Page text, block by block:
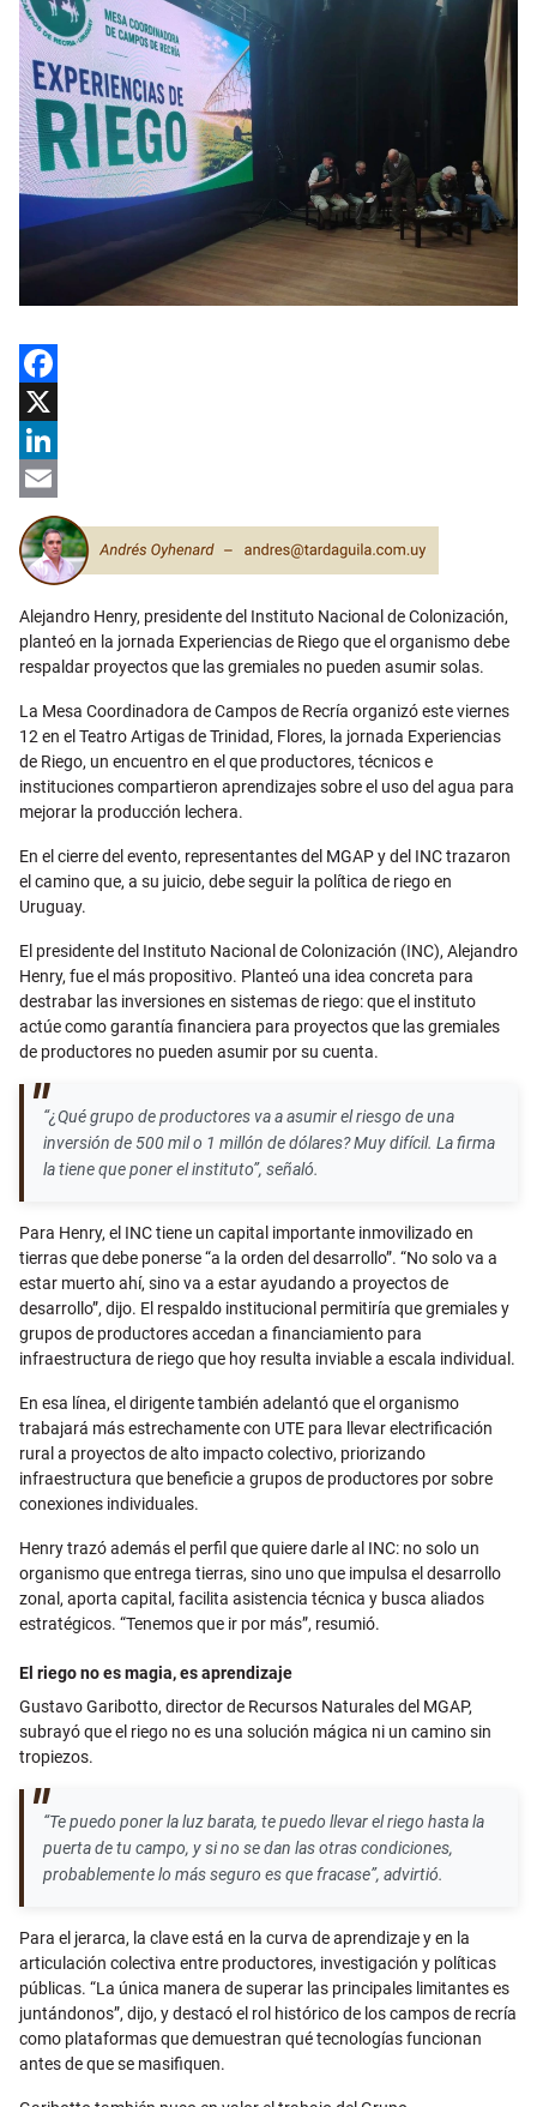
Facebook
X
LinkedIn
Email
Alejandro Henry, presidente del Instituto Nacional de Colonización,
planteó en la jornada Experiencias de Riego que el organismo debe
respaldar proyectos que las gremiales no pueden asumir solas.
La Mesa Coordinadora de Campos de Recría organizó este viernes
12 en el Teatro Artigas de Trinidad, Flores, la jornada Experiencias
de Riego, un encuentro en el que productores, técnicos e
instituciones compartieron aprendizajes sobre el uso del agua para
mejorar la producción lechera.
En el cierre del evento, representantes del MGAP y del INC trazaron
el camino que, a su juicio, debe seguir la política de riego en
Uruguay.
El presidente del Instituto Nacional de Colonización (INC), Alejandro
Henry, fue el más propositivo. Planteó una idea concreta para
destrabar las inversiones en sistemas de riego: que el instituto
actúe como garantía financiera para proyectos que las gremiales
de productores no pueden asumir por su cuenta.
“¿Qué grupo de productores va a asumir el riesgo de una
inversión de 500 mil o 1 millón de dólares? Muy difícil. La firma
la tiene que poner el instituto”, señaló.
Para Henry, el INC tiene un capital importante inmovilizado en
tierras que debe ponerse “a la orden del desarrollo”. “No solo va a
estar muerto ahí, sino va a estar ayudando a proyectos de
desarrollo”, dijo. El respaldo institucional permitiría que gremiales y
grupos de productores accedan a financiamiento para
infraestructura de riego que hoy resulta inviable a escala individual.
En esa línea, el dirigente también adelantó que el organismo
trabajará más estrechamente con UTE para llevar electrificación
rural a proyectos de alto impacto colectivo, priorizando
infraestructura que beneficie a grupos de productores por sobre
conexiones individuales.
Henry trazó además el perfil que quiere darle al INC: no solo un
organismo que entrega tierras, sino uno que impulsa el desarrollo
zonal, aporta capital, facilita asistencia técnica y busca aliados
estratégicos. “Tenemos que ir por más”, resumió.
El riego no es magia, es aprendizaje
Gustavo Garibotto, director de Recursos Naturales del MGAP,
subrayó que el riego no es una solución mágica ni un camino sin
tropiezos.
“Te puedo poner la luz barata, te puedo llevar el riego hasta la
puerta de tu campo, y si no se dan las otras condiciones,
probablemente lo más seguro es que fracase”, advirtió.
Para el jerarca, la clave está en la curva de aprendizaje y en la
articulación colectiva entre productores, investigación y políticas
públicas. “La única manera de superar las principales limitantes es
juntándonos”, dijo, y destacó el rol histórico de los campos de recría
como plataformas que demuestran qué tecnologías funcionan
antes de que se masifiquen.